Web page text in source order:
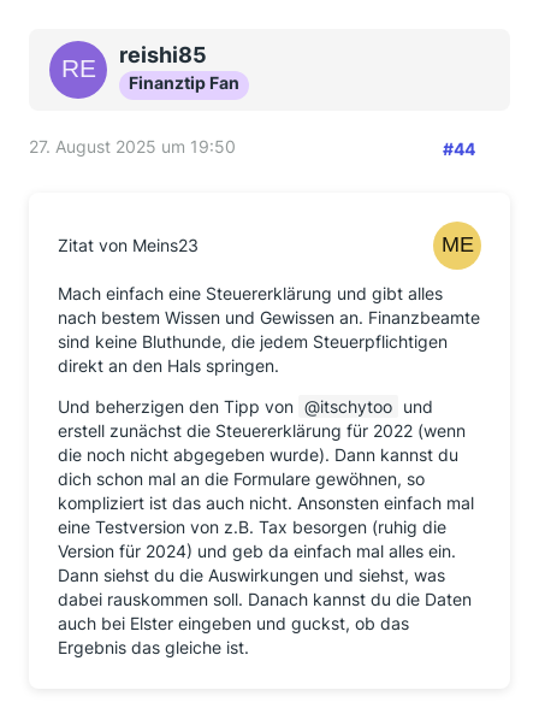
reishi85
Finanztip Fan
27. August 2025 um 19:50 #44
Zitat von Meins23
Mach einfach eine Steuererklärung und gibt alles
nach bestem Wissen und Gewissen an. Finanzbeamte
sind keine Bluthunde, die jedem Steuerpflichtigen
direkt an den Hals springen.
Und beherzigen den Tipp von
itschytoo und
erstell zunächst die Steuererklärung für 2022 (wenn
die noch nicht abgegeben wurde). Dann kannst du
dich schon mal an die Formulare gewöhnen, so
kompliziert ist das auch nicht. Ansonsten einfach mal
eine Testversion von z.B. Tax besorgen (ruhig die
Version für 2024) und geb da einfach mal alles ein.
Dann siehst du die Auswirkungen und siehst, was
dabei rauskommen soll. Danach kannst du die Daten
auch bei Elster eingeben und guckst, ob das
Ergebnis das gleiche ist.